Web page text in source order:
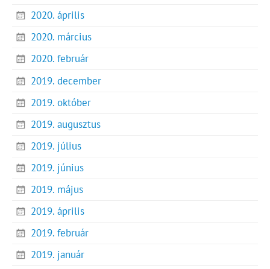
2020. április
2020. március
2020. február
2019. december
2019. október
2019. augusztus
2019. július
2019. június
2019. május
2019. április
2019. február
2019. január